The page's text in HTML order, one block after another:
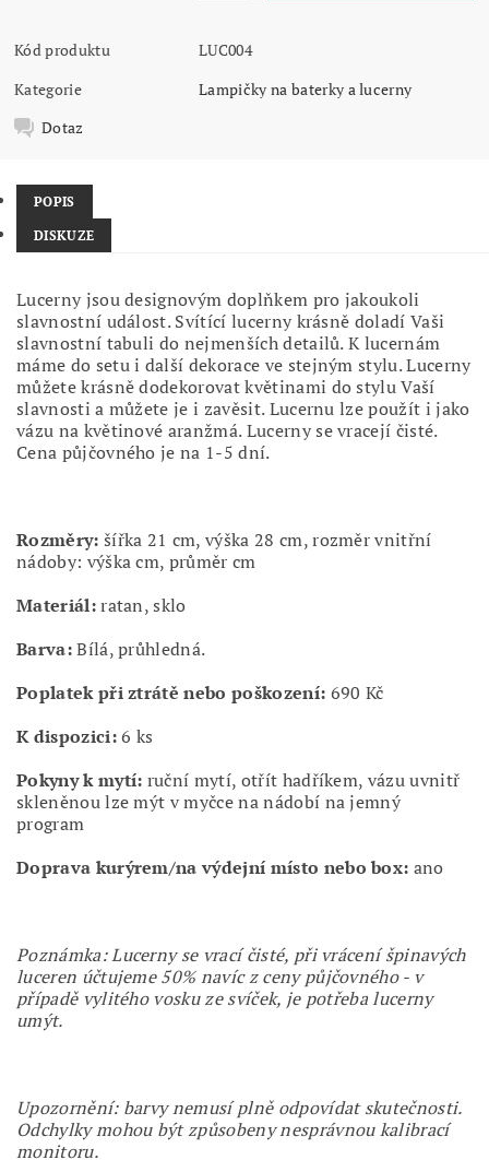
Kód produktu
LUC004
Kategorie
Lampičky na baterky a lucerny
Dotaz
POPIS
DISKUZE
Lucerny jsou designovým doplňkem pro jakoukoli
slavnostní událost. Svítící lucerny krásně doladí Vaši
slavnostní tabuli do nejmenších detailů. K lucernám
máme do setu i další dekorace ve stejným stylu. Lucerny
můžete krásně dodekorovat květinami do stylu Vaší
slavnosti a můžete je i zavěsit. Lucernu lze použít i jako
vázu na květinové aranžmá. Lucerny se vracejí čisté.
Cena půjčovného je na 1-5 dní.
Rozměry: šířka 21 cm, výška 28 cm, rozměr vnitřní
nádoby: výška cm, průměr cm
Materiál:ratan, sklo
Barva:Bílá, průhledná.
Poplatek při ztrátě nebo poškození: 690 Kč
K dispozici:6 ks
Pokyny k mytí: ruční mytí, otřít hadříkem, vázu uvnitř
skleněnou lze mýt v myčce na nádobí na jemný
program
Doprava kurýrem/na výdejní místo nebo box: ano
Poznámka: Lucerny se vrací čisté, při vrácení špinavých
luceren účtujeme 50% navíc z ceny půjčovného - v
případě vylitého vosku ze svíček, je potřeba lucerny
umýt.
Upozornění: barvy nemusí plně odpovídat skutečnosti.
Odchylky mohou být způsobeny nesprávnou kalibrací
monitoru.